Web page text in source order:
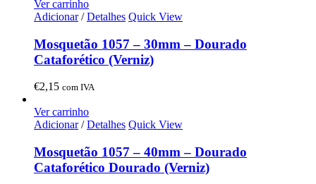
Ver carrinho
Adicionar/ Detalhes Quick View
Mosquetão 1057 – 30mm – Dourado
Cataforético (Verniz)
€2,15 com IVA
Ver carrinho
Adicionar/ Detalhes Quick View
Mosquetão 1057 – 40mm – Dourado
Cataforético Dourado (Verniz)